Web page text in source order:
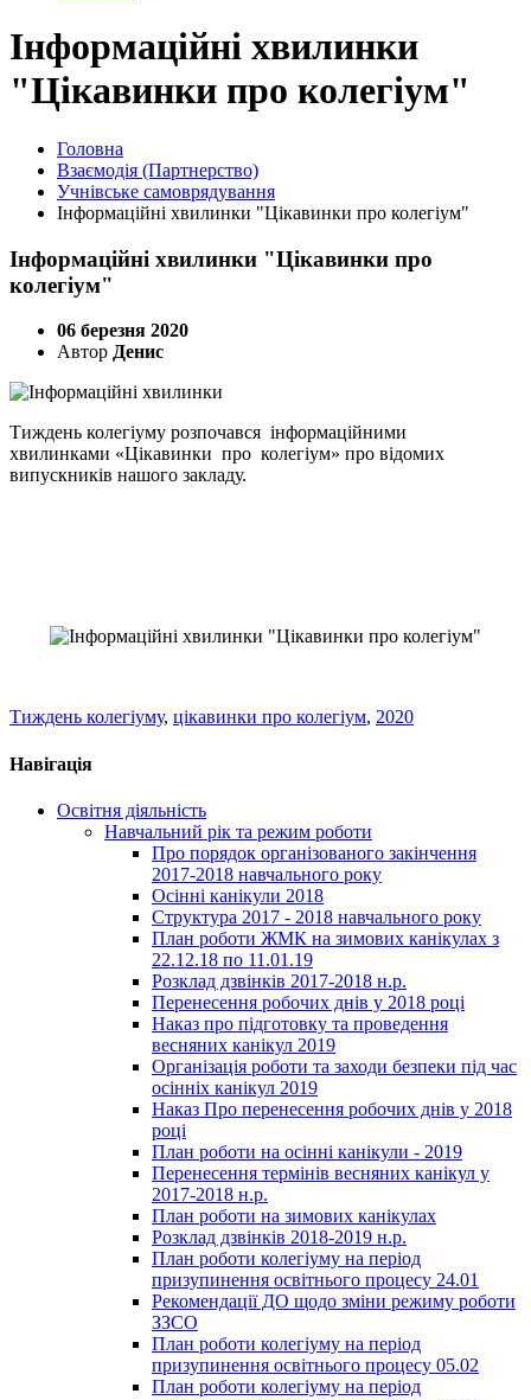
Інформаційні хвилинки
"Цікавинки про колегіум"
Головна
Взаємодія (Партнерство)
Учнівське самоврядування
Інформаційні хвилинки "Цікавинки про колегіум"
Інформаційні хвилинки "Цікавинки про
колегіум"
06 березня 2020
Автор Денис
Тиждень колегіуму розпочався інформаційними
хвилинками «Цікавинки про колегіум» про відомих
випускників нашого закладу.
Тиждень колегіуму, цікавинки про колегіум, 2020
Навігація
Освітня діяльність
Навчальний рік та режим роботи
Про порядок організованого закінчення
2017-2018 навчального року
Осінні канікули 2018
Структура 2017 - 2018 навчального року
План роботи ЖМК на зимових канікулах з
22.12.18 по 11.01.19
Розклад дзвінків 2017-2018 н.р.
Перенесення робочих днів у 2018 році
Наказ про підготовку та проведення
весняних канікул 2019
Організація роботи та заходи безпеки під час
осінніх канікул 2019
Наказ Про перенесення робочих днів у 2018
році
План роботи на осінні канікули - 2019
Перенесення термінів весняних канікул у
2017-2018 н.р.
План роботи на зимових канікулах
Розклад дзвінків 2018-2019 н.р.
План роботи колегіуму на період
призупинення освітнього процесу 24.01
Рекомендації ДО щодо зміни режиму роботи
ЗЗСО
План роботи колегіуму на період
призупинення освітнього процесу 05.02
План роботи колегіуму на період